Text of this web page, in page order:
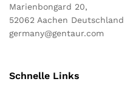
Marienbongard 20,
52062 Aachen Deutschland
germany@gentaur.com
Schnelle Links